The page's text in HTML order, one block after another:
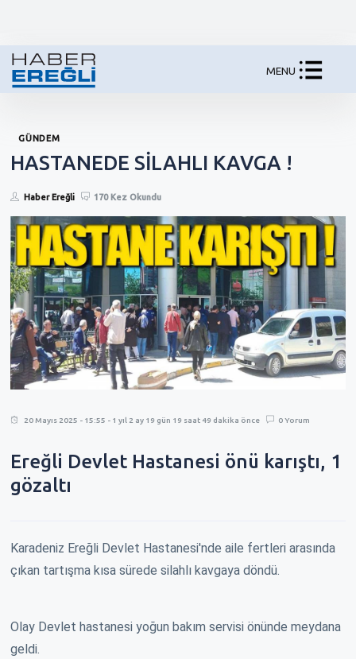
MENU
GÜNDEM
HASTANEDE SİLAHLI KAVGA !
Haber Ereğli 170 Kez Okundu
20 Mayıs 2025 - 15:55 - 1 yıl 2 ay 19 gün 19 saat 49 dakika önce 0 Yorum
Ereğli Devlet Hastanesi önü karıştı, 1
gözaltı
Karadeniz Ereğli Devlet Hastanesi'nde aile fertleri arasında
çıkan tartışma kısa sürede silahlı kavgaya döndü.
Olay Devlet hastanesi yoğun bakım servisi önünde meydana
geldi.